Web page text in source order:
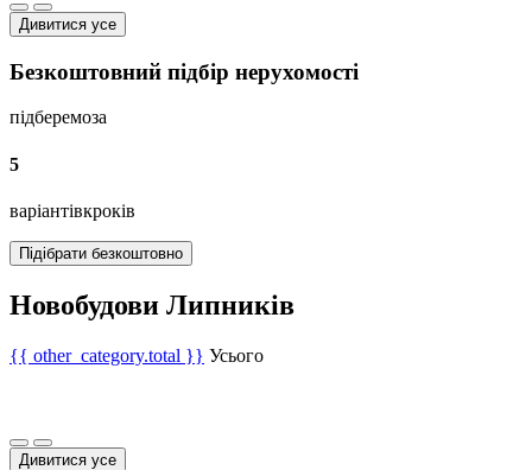
Дивитися усе
Безкоштовний підбір нерухомості
підберемоза
5
варіантівкроків
Підібрати безкоштовно
Новобудови Липників
{{ other_category.total }} Усього
Дивитися усе